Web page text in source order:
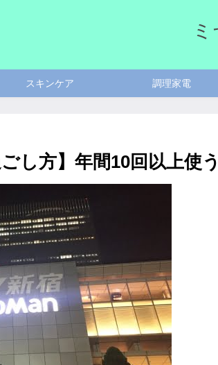
スキンケア 調理家電
し方】年間10回以上使